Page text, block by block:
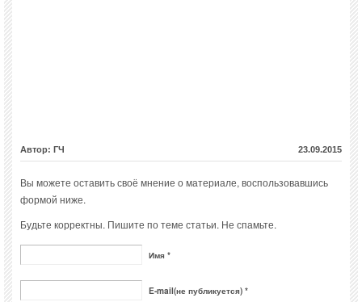
Автор: ГЧ 23.09.2015
Вы можете оставить своё мнение о материале, воспользовавшись
формой ниже.
Будьте корректны. Пишите по теме статьи. Не спамьте.
Имя *
E-mail(не публикуется) *